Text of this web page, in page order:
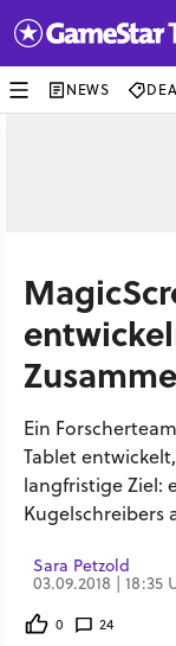
NEWS
Ein
Tablet
langfristige Ziel:
Kugelschreibers
Sara Petzold
03.09.2018 | 18:35
0 24